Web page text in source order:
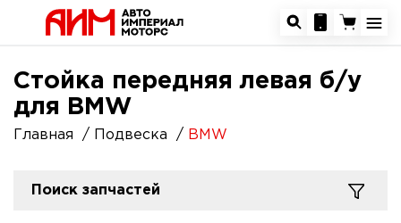
Стойка передняя левая б/у
для BMW
Главная Подвеска BMW
Поиск запчастей